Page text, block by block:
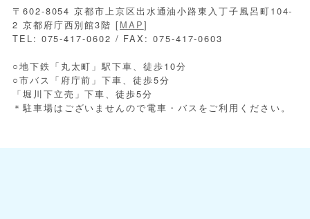
〒602-8054 京都市上京区出水通油小路東入丁子風呂町104-
2 京都府庁西別館3階 [MAP]
TEL: 075-417-0602 / FAX: 075-417-0603
○地下鉄「丸太町」駅下車、徒歩10分
○市バス「府庁前」下車、徒歩5分
「堀川下立売」下車、徒歩5分
＊駐車場はございませんので電車・バスをご利用ください。